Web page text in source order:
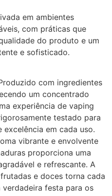
em ambientes
com práticas que
do produto e um
e sofisticado.
com ingredientes
um concentrado
experiência de vaping
testado para
em cada uso.
vibrante e envolvente
proporciona uma
e refrescante. A
e doces torna cada
verdadeira festa para os